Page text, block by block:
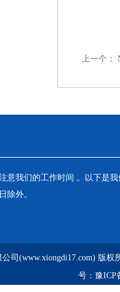
上一个：
意我们的工作时间 。以下是我
除外。
司(www.xiongdi17.com) 版权
号： 豫ICP